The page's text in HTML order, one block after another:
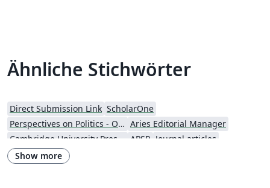
Ähnliche Stichwörter
Direct Submission Link ScholarOne
Perspectives on Politics - Official Aries Editorial Manager
Cambridge University Press - Official Templates APSR Journal articles
Show more